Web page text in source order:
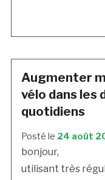
Augmenter
vélo dans les
quotidiens
Posté le 24 août
bonjour,
utilisant très